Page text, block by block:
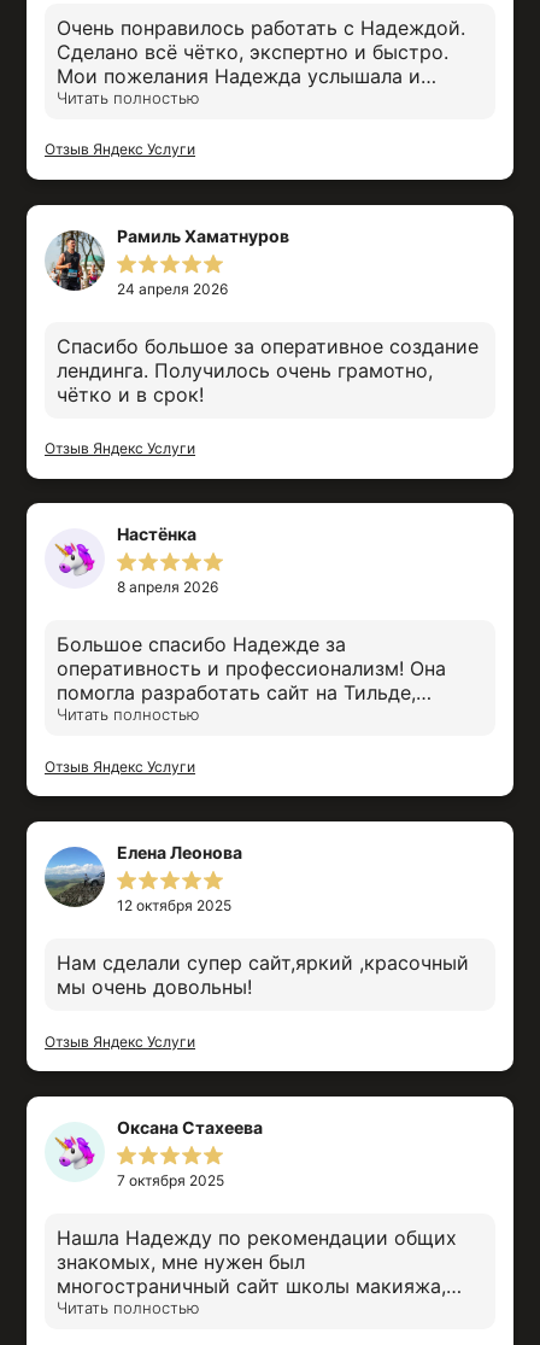
Очень понравилось работать с Надеждой.
Сделано всё чётко, экспертно и быстро.
Мои пожелания Надежда услышала и
воплотила на сайте лучшим образом.
Читать полностью
Отзыв Яндекс Услуги
Рамиль Хаматнуров
24 апреля 2026
Спасибо большое за оперативное создание
лендинга. Получилось очень грамотно,
чётко и в срок!
Отзыв Яндекс Услуги
Настёнка
8 апреля 2026
Большое спасибо Надежде за
оперативность и профессионализм! Она
помогла разработать сайт на Тильде,
всегда была на связи, подсказывала
Также посоветовала, какие модули
Читать полностью
Отзыв Яндекс Услуги
Елена Леонова
12 октября 2025
Нам сделали супер сайт,яркий ,красочный
мы очень довольны!
Отзыв Яндекс Услуги
Оксана Стахеева
7 октября 2025
Нашла Надежду по рекомендации общих
знакомых, мне нужен был
многостраничный сайт школы макияжа,
единственное волнение было что не
Читать полностью